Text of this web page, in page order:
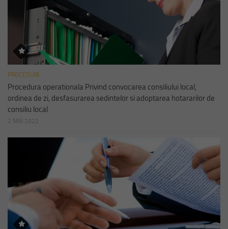
PROCEDURI
Procedura operationala Privind convocarea consiliului local,
ordinea de zi, desfasurarea sedintelor si adoptarea hotararilor de
consiliu local
2 MAI 2022